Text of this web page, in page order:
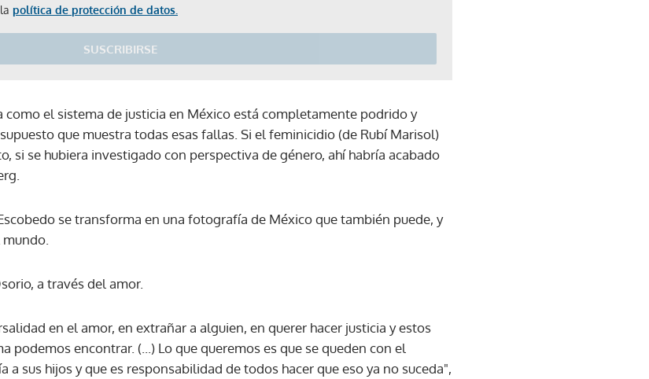
política de protección de datos.
SUSCRIBIRSE
ACEPTAR
como el sistema de justicia en México está completamente podrido y
que muestra todas esas fallas. Si el feminicidio (de Rubí Marisol)
si se hubiera investigado con perspectiva de género, ahí habría acabado
se transforma en una fotografía de México que también puede, y
a través del amor.
en el amor, en extrañar a alguien, en querer hacer justicia y estos
podemos encontrar. (...) Lo que queremos es que se queden con el
sus hijos y que es responsabilidad de todos hacer que eso ya no suceda",